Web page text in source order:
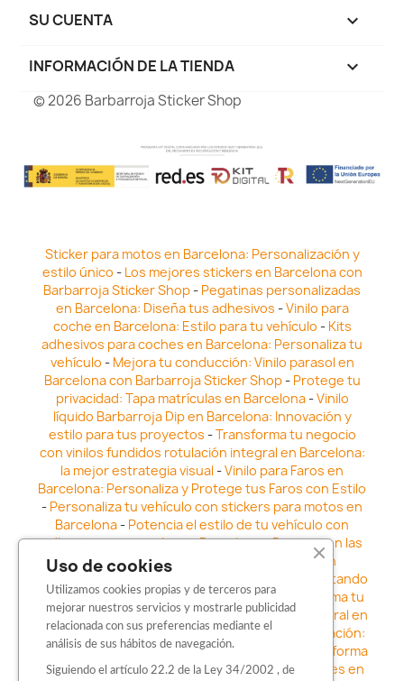
SU CUENTA 
INFORMACIÓN DE LA TIENDA keyboard_arrow_down
© 2026 Barbarroja Sticker Shop
Sticker para motos en Barcelona: Personalización y
estilo único - Los mejores stickers en Barcelona con
Barbarroja Sticker Shop- Pegatinas personalizadas
en Barcelona: Diseña tus adhesivos -Vinilo para
coche en Barcelona: Estilo para tu vehículo - Kits
adhesivos para coches en Barcelona: Personaliza tu
vehículo - Mejora tu conducción: Vinilo parasol en
Barcelona con Barbarroja Sticker Shop- Protege tu
privacidad: Tapa matrículas en Barcelona-Vinilo
líquido Barbarroja Dip en Barcelona: Innovación y
estilo para tus proyectos -Transforma tu negocio
con vinilos fundidos rotulación integral en Barcelona:
la mejor estrategia visual -Vinilo para Faros en
Barcelona: Personaliza y Protege tus Faros con Estilo
- Personaliza tu vehículo con stickers para motos en
Barcelona- Potencia el estilo de tu vehículo con
adhesivos para coche en Barcelona-Destaca en las
calles: Los Mejores stickers para coches en
Vinilo para faros en Barcelona: Resaltando
la Estética y Seguridad del Automóvil- Transforma tu
vehículo con los vinilos fundidos rotulación integral en
Barcelona-Explora la Innovación en Personalización:
Vinilo líquido barbarroja dip en Barcelona
Transforma
tu vehículo con estilo: Kits adhesivos para coches en
Uso de cookies
Utilizamos cookies propias y de terceros para
mejorar nuestros servicios y mostrarle publicidad
relacionada con sus preferencias mediante el
análisis de sus hábitos de navegación.
Siguiendo el artículo 22.2 de la Ley 34/2002 , de